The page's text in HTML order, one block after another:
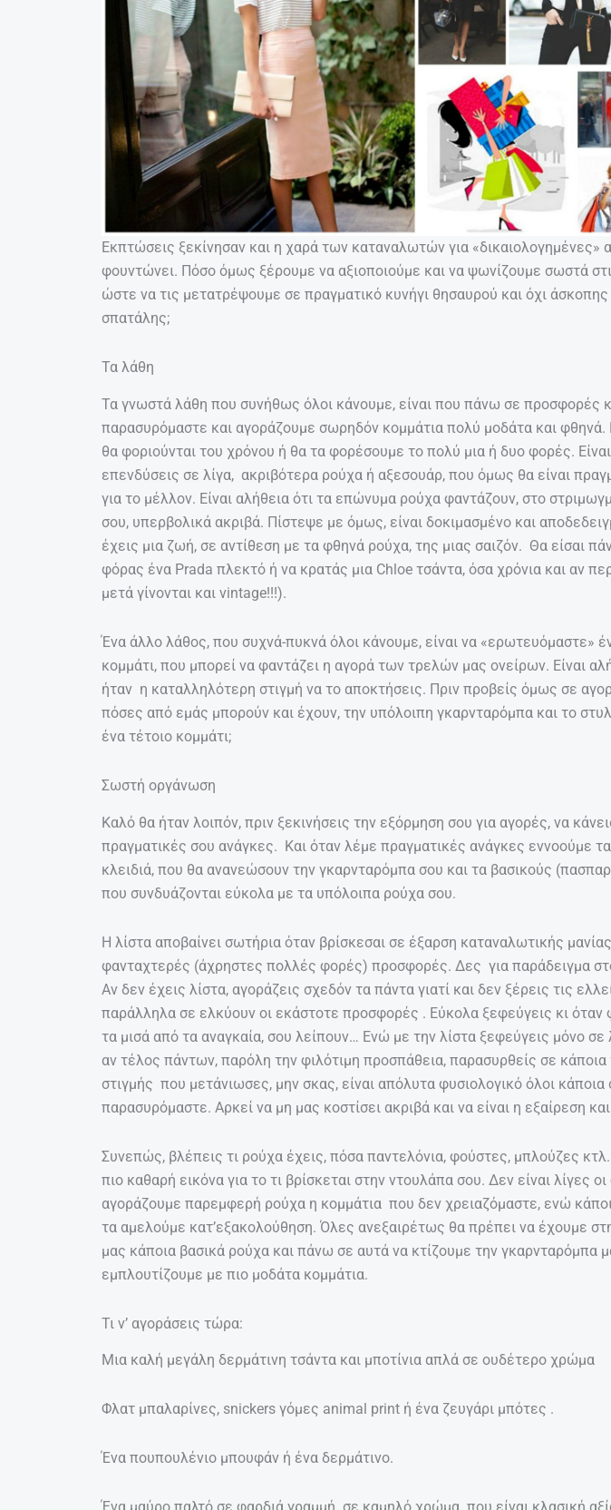
Εκπτώσεις ξεκίνησαν και η χαρά των καταναλωτών για «δικαιολογημένες»
φουντώνει. Πόσο όμως ξέρουμε να αξιοποιούμε και να ψωνίζουμε σωστά
ώστε να τις μετατρέψουμε σε πραγματικό κυνήγι θησαυρού και όχι άσκοπης
σπατάλης;
Τα λάθη
Τα γνωστά λάθη που συνήθως όλοι κάνουμε, είναι που πάνω σε προσφορές
παρασυρόμαστε και αγοράζουμε σωρηδόν κομμάτια πολύ μοδάτα και φθηνά.
θα φοριούνται του χρόνου ή θα τα φορέσουμε το πολύ μια ή δυο φορές.
επενδύσεις σε λίγα, ακριβότερα ρούχα ή αξεσουάρ, που όμως θα είναι
για το μέλλον. Είναι αλήθεια ότι τα επώνυμα ρούχα φαντάζουν, στο
σου, υπερβολικά ακριβά. Πίστεψε με όμως, είναι δοκιμασμένο και
έχεις μια ζωή, σε αντίθεση με τα φθηνά ρούχα, της μιας σαιζόν. Θα είσαι
φόρας ένα Prada πλεκτό ή να κρατάς μια Chloe τσάντα, όσα χρόνια και αν
μετά γίνονται και vintage!!!).
Ένα άλλο λάθος, που συχνά-πυκνά όλοι κάνουμε, είναι να «ερωτευόμαστε»
κομμάτι, που μπορεί να φαντάζει η αγορά των τρελών μας ονείρων. Είναι
ήταν η καταλληλότερη στιγμή να το αποκτήσεις. Πριν προβείς όμως σε
πόσες από εμάς μπορούν και έχουν, την υπόλοιπη γκαρνταρόμπα και το
ένα τέτοιο κομμάτι;
Σωστή οργάνωση
Καλό θα ήταν λοιπόν, πριν ξεκινήσεις την εξόρμηση σου για αγορές, να
πραγματικές σου ανάγκες. Και όταν λέμε πραγματικές ανάγκες εννοούμε
κλειδιά, που θα ανανεώσουν την γκαρνταρόμπα σου και τα βασικούς
που συνδυάζονται εύκολα με τα υπόλοιπα ρούχα σου.
Η λίστα αποβαίνει σωτήρια όταν βρίσκεσαι σε έξαρση καταναλωτικής
φανταχτερές (άχρηστες πολλές φορές) προσφορές. Δες για παράδειγμα
Αν δεν έχεις λίστα, αγοράζεις σχεδόν τα πάντα γιατί και δεν ξέρεις τις
παράλληλα σε ελκύουν οι εκάστοτε προσφορές . Εύκολα ξεφεύγεις κι όταν
τα μισά από τα αναγκαία, σου λείπουν… Ενώ με την λίστα ξεφεύγεις μόνο σε
αν τέλος πάντων, παρόλη την φιλότιμη προσπάθεια, παρασυρθείς σε
στιγμής που μετάνιωσες, μην σκας, είναι απόλυτα φυσιολογικό όλοι κάποια
παρασυρόμαστε. Αρκεί να μη μας κοστίσει ακριβά και να είναι η εξαίρεση
Συνεπώς, βλέπεις τι ρούχα έχεις, πόσα παντελόνια, φούστες, μπλούζες κτλ.
πιο καθαρή εικόνα για το τι βρίσκεται στην ντουλάπα σου. Δεν είναι λίγες
αγοράζουμε παρεμφερή ρούχα η κομμάτια που δεν χρειαζόμαστε, ενώ
τα αμελούμε κατ’εξακολούθηση. Όλες ανεξαιρέτως θα πρέπει να έχουμε
μας κάποια βασικά ρούχα και πάνω σε αυτά να κτίζουμε την γκαρνταρόμπα
εμπλουτίζουμε με πιο μοδάτα κομμάτια.
Τι ν’ αγοράσεις τώρα:
Μια καλή μεγάλη δερμάτινη τσάντα και μποτίνια απλά σε ουδέτερο χρώμα
Φλατ μπαλαρίνες, snickers γόμες animal print ή ένα ζευγάρι μπότες .
Ένα πουπουλένιο μπουφάν ή ένα δερμάτινο.